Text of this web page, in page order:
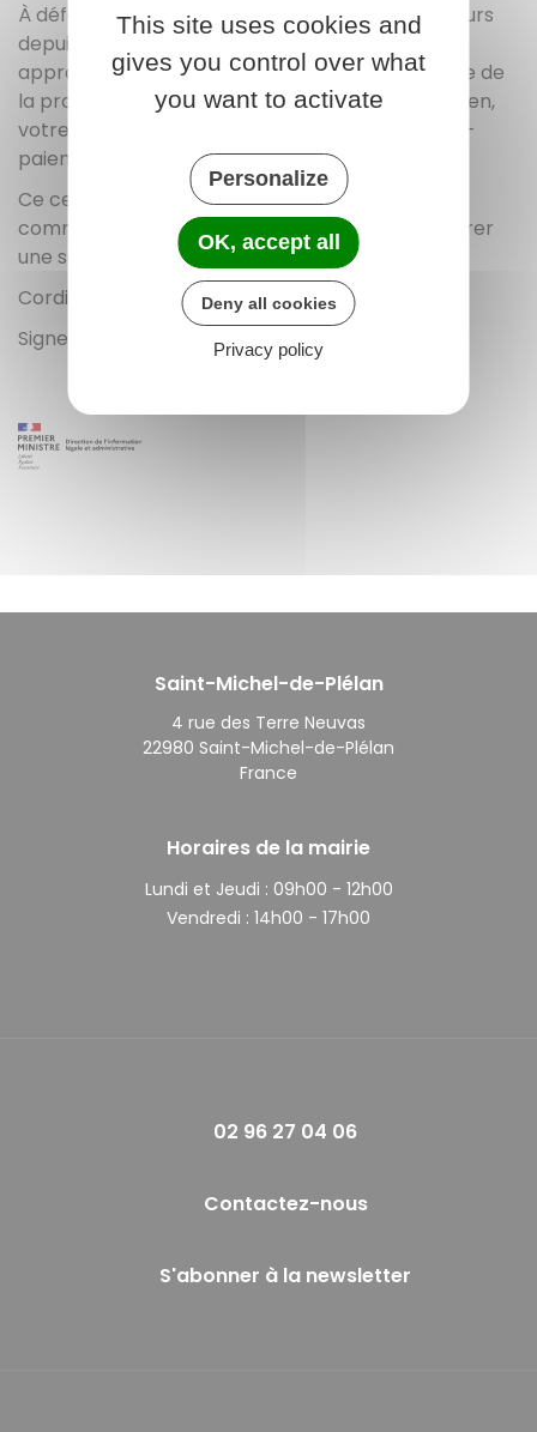
À défaut de régularisation dans un délai de 30 jours
depuis le
approvisionnement du compte, soit par blocage de
la provision soit par paiement par un autre moyen,
votre banque me remettra un certificat de non-
paiement.
Ce certificat pourra vous être signifié par un
commissaire de justice, il permettra alors d'opérer
une saisie sur vos biens et revenus.
Cordialement,
Signer ici
Saint-Michel-de-Plélan
4 rue des Terre Neuvas
22980 Saint-Michel-de-Plélan
France
Horaires de la mairie
Lundi et Jeudi : 09h00 - 12h00
Vendredi : 14h00 - 17h00
02 96 27 04 06
Contactez-nous
S'abonner à la newsletter
This site uses cookies and
gives you control over what
you want to activate
Personalize
OK, accept all
Deny all cookies
Privacy policy